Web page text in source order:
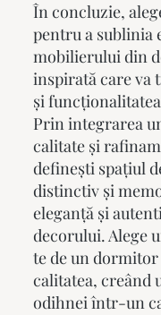
În concluzie,
pentru a sublinia
mobilierului din
inspirată care va
și
Prin integrarea
calitate și
definești spațiul
distinctiv și
eleganță și
decorului. Alege
te de un
calitatea, creând
odihnei într-un